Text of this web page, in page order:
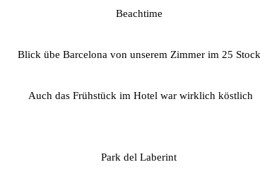
Beachtime
Blick übe Barcelona von unserem Zimmer im 25 Stock
Auch das Frühstück im Hotel war wirklich köstlich
Park del Laberint